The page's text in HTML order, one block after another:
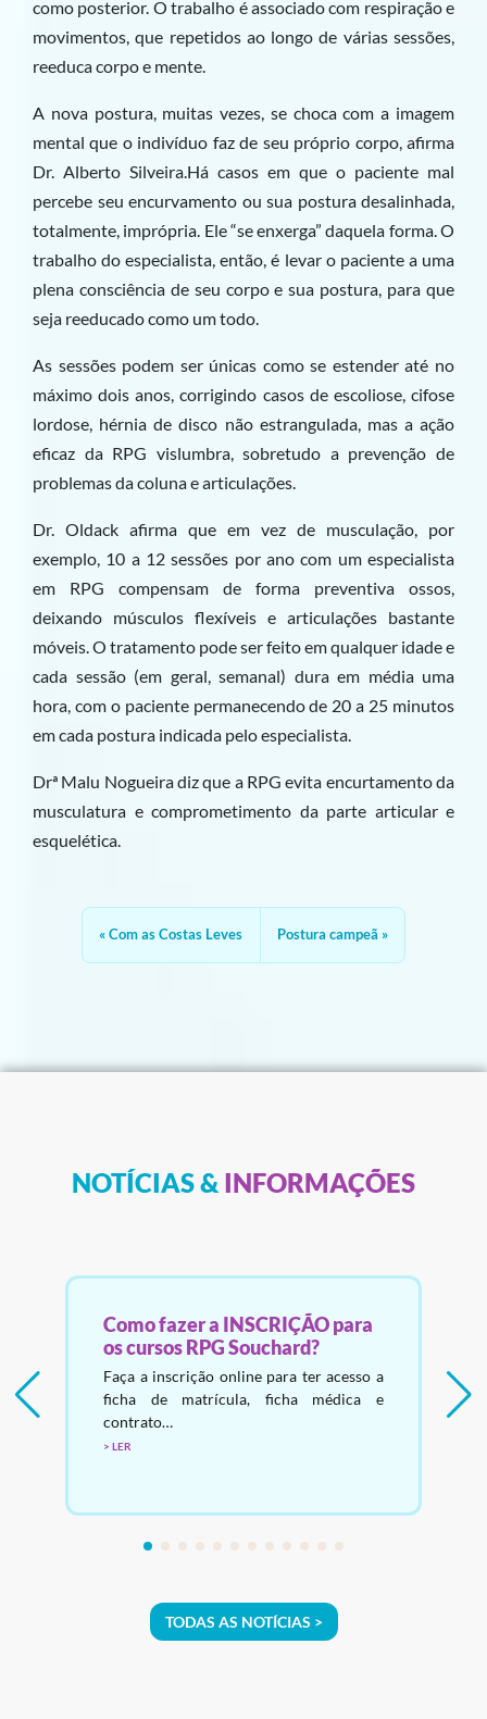
como posterior. O trabalho é associado com respiração e
movimentos, que repetidos ao longo de várias sessões,
reeduca corpo e mente.
A nova postura, muitas vezes, se choca com a imagem
mental que o indivíduo faz de seu próprio corpo, afirma
Dr. Alberto Silveira.Há casos em que o paciente mal
percebe seu encurvamento ou sua postura desalinhada,
totalmente, imprópria. Ele “se enxerga” daquela forma. O
trabalho do especialista, então, é levar o paciente a uma
plena consciência de seu corpo e sua postura, para que
seja reeducado como um todo.
As sessões podem ser únicas como se estender até no
máximo dois anos, corrigindo casos de escoliose, cifose
lordose, hérnia de disco não estrangulada, mas a ação
eficaz da RPG vislumbra, sobretudo a prevenção de
problemas da coluna e articulações.
Dr. Oldack afirma que em vez de musculação, por
exemplo, 10 a 12 sessões por ano com um especialista
em RPG compensam de forma preventiva ossos,
deixando músculos flexíveis e articulações bastante
móveis. O tratamento pode ser feito em qualquer idade e
cada sessão (em geral, semanal) dura em média uma
hora, com o paciente permanecendo de 20 a 25 minutos
em cada postura indicada pelo especialista.
Drª Malu Nogueira diz que a RPG evita encurtamento da
musculatura e comprometimento da parte articular e
esquelética.
Com as Costas Leves Postura campeã
NOTÍCIAS & INFORMAÇÕES
Como fazer a INSCRIÇÃO para
os cursos RPG Souchard?
Faça a inscrição online para ter acesso a
ficha de matrícula, ficha médica e
contrato…
TODAS AS NOTÍCIAS >